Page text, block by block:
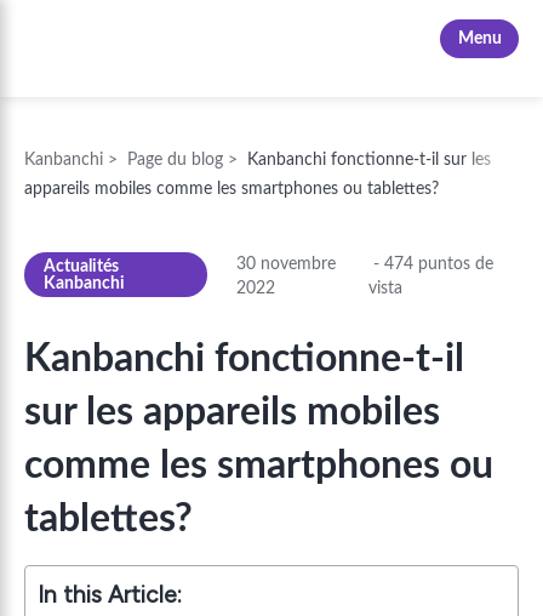
Menu
Kanbanchi > Page du blog >
Kanbanchi fonctionne-t-il sur les
appareils mobiles comme les smartphones ou tablettes?
Actualités
Kanbanchi
30 novembre
2022
- 474puntos de
vista
Kanbanchi fonctionne-t-il
sur les appareils mobiles
comme les smartphones ou
tablettes?
In this Article: